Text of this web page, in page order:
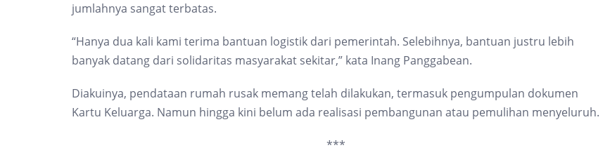
jumlahnya sangat terbatas.
“Hanya dua kali kami terima bantuan logistik dari pemerintah. Selebihnya, bantuan justru lebih
banyak datang dari solidaritas masyarakat sekitar,” kata Inang Panggabean.
Diakuinya, pendataan rumah rusak memang telah dilakukan, termasuk pengumpulan dokumen
Kartu Keluarga. Namun hingga kini belum ada realisasi pembangunan atau pemulihan menyeluruh.
***